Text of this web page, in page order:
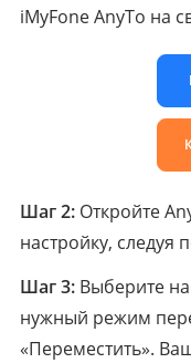
iMyFone AnyTo на
Шаг 2: Откройте
настройку, следуя
Шаг 3: Выберите
нужный режим
«Переместить».